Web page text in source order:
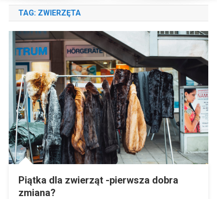
TAG: ZWIERZĘTA
Piątka dla zwierząt -pierwsza dobra
zmiana?